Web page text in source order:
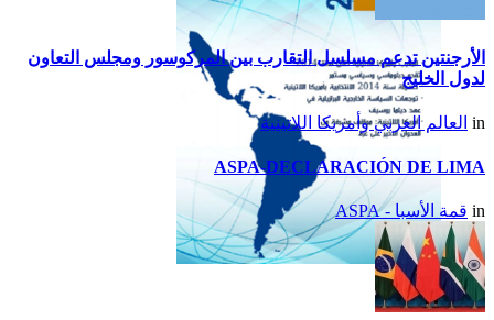
تقرير أمريكا اللاتينية لسنة
2014
الأرجنتين تدعم مسلسل التقارب بين المركوسور ومجلس التعاون
لدول الخليج
in العالم العربي وأمريكا اللاتينية
ASPA-DECLARACIÓN DE LIMA
in قمة الأسبا - ASPA